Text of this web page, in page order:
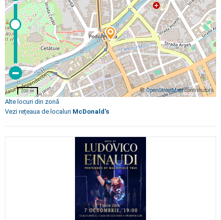
©OpenStreetMapcontributors
200 m
Alte locuri din zonă
Vezi rețeaua de localuri McDonald's